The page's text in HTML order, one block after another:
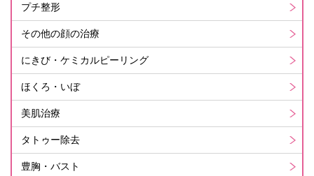
プチ整形
その他の顔の治療
にきび・ケミカルピーリング
ほくろ・いぼ
美肌治療
タトゥー除去
豊胸・バスト